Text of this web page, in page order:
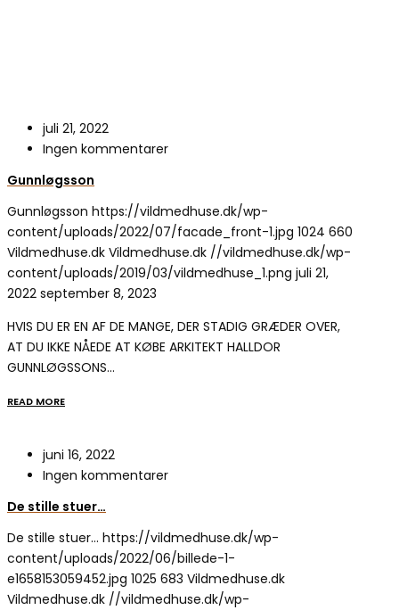
juli 21, 2022
Ingen kommentarer
Gunnløgsson
Gunnløgsson https://vildmedhuse.dk/wp-
content/uploads/2022/07/facade_front-1.jpg 1024 660
Vildmedhuse.dk Vildmedhuse.dk //vildmedhuse.dk/wp-
content/uploads/2019/03/vildmedhuse_1.png juli 21,
2022 september 8, 2023
HVIS DU ER EN AF DE MANGE, DER STADIG GRÆDER OVER,
AT DU IKKE NÅEDE AT KØBE ARKITEKT HALLDOR
GUNNLØGSSONS…
READ MORE
juni 16, 2022
Ingen kommentarer
De stille stuer…
De stille stuer… https://vildmedhuse.dk/wp-
content/uploads/2022/06/billede-1-
e1658153059452.jpg 1025 683 Vildmedhuse.dk
Vildmedhuse.dk //vildmedhuse.dk/wp-